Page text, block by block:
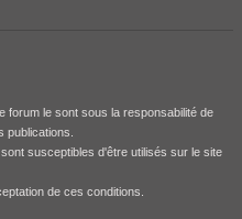
forum le sont sous la responsabilité de
publications.
susceptibles d'être utilisés sur le site
de ces conditions.